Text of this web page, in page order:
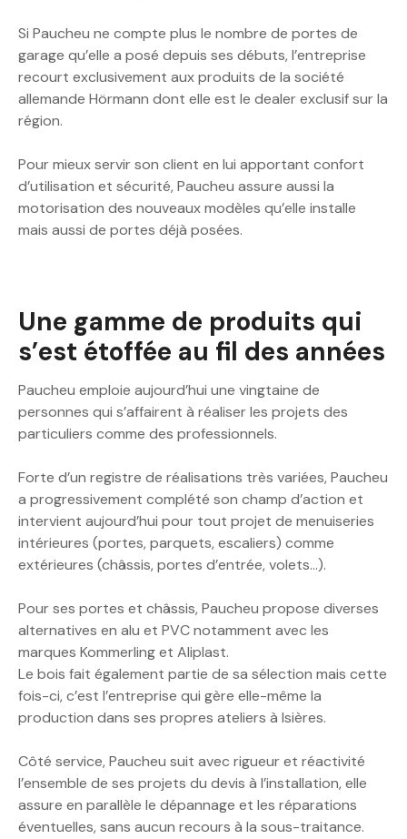
Si Paucheu ne compte plus le nombre de portes de
garage qu’elle a posé depuis ses débuts, l’entreprise
recourt exclusivement aux produits de la société
allemande Hörmann dont elle est le dealer exclusif sur la
région.
Pour mieux servir son client en lui apportant confort
d’utilisation et sécurité, Paucheu assure aussi la
motorisation des nouveaux modèles qu’elle installe
mais aussi de portes déjà posées.
Une gamme de produits qui
s’est étoffée au fil des années
Paucheu emploie aujourd’hui une vingtaine de
personnes qui s’affairent à réaliser les projets des
particuliers comme des professionnels.
Forte d’un registre de réalisations très variées, Paucheu
a progressivement complété son champ d’action et
intervient aujourd’hui pour tout projet de menuiseries
intérieures (portes, parquets, escaliers) comme
extérieures (châssis, portes d’entrée, volets…).
Pour ses portes et châssis, Paucheu propose diverses
alternatives en alu et PVC notamment avec les
marques Kommerling et Aliplast.
Le bois fait également partie de sa sélection mais cette
fois-ci, c’est l’entreprise qui gère elle-même la
production dans ses propres ateliers à Isières.
Côté service, Paucheu suit avec rigueur et réactivité
l’ensemble de ses projets du devis à l’installation, elle
assure en parallèle le dépannage et les réparations
éventuelles, sans aucun recours à la sous-traitance.